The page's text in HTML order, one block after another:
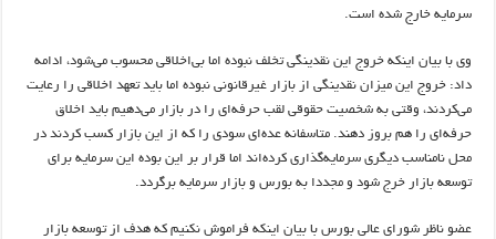
سرمایه خارج شده است.
وی با بیان اینکه خروج این نقدینگی تخلف نبوده اما بی‌اخلاقی محسوب می‌شود، ادامه
داد: خروج این میزان نقدینگی از بازار غیرقانونی نبوده اما باید تعهد اخلاقی را رعایت
می‌کردند، وقتی به شخصیت حقوقی لقب حرفه‌ای را در بازار می‌دهیم باید اخلاق
حرفه‌ای را هم بروز دهند. متاسفانه عده‌ای سودی را که از این بازار کسب کردند در
محل نامناسب دیگری سرمایه‌گذاری کرده‌اند اما قرار بر این بوده این سرمایه برای
توسعه بازار خرج شود و مجددا به بورس و بازار سرمایه برگردد.
عضو ناظر شورای عالی بورس با بیان اینکه فراموش نکنیم که هدف از توسعه بازار